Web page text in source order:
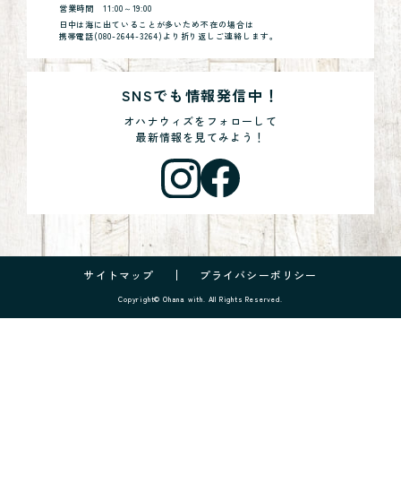
営業時間11:00～19:00
日中は海に出ていることが多いため不在の場合は
携帯電話(080-2644-3264)より折り返しご連絡します。
SNSでも情報発信中！
オハナウィズをフォローして
最新情報を見てみよう！
サイトマップ プライバシーポリシー
Copyright© Ohana with. All Rights Reserved.